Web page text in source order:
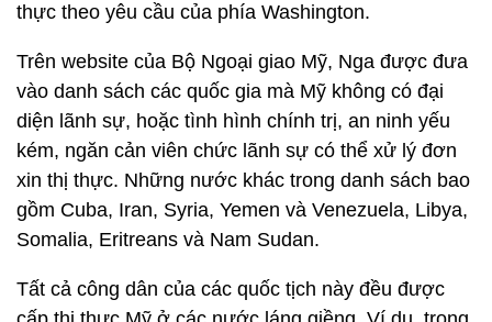
thực theo yêu cầu ​​của phía Washington.
Trên website của Bộ Ngoại giao Mỹ, Nga được đưa
vào danh sách các quốc gia mà Mỹ không có đại
diện lãnh sự, hoặc tình hình chính trị, an ninh yếu
kém, ngăn cản viên chức lãnh sự có thể xử lý đơn
xin thị thực. Những nước khác trong danh sách bao
gồm Cuba, Iran, Syria, Yemen và Venezuela, Libya,
Somalia, Eritreans và Nam Sudan.
Tất cả công dân của các quốc tịch này đều được